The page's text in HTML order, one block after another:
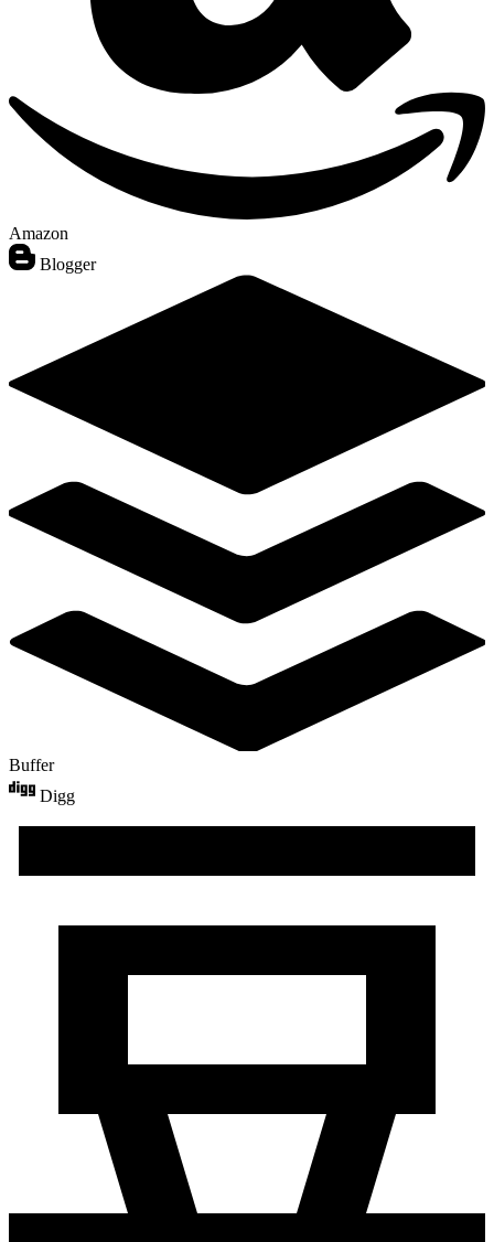
Amazon
Blogger
Buffer
Digg